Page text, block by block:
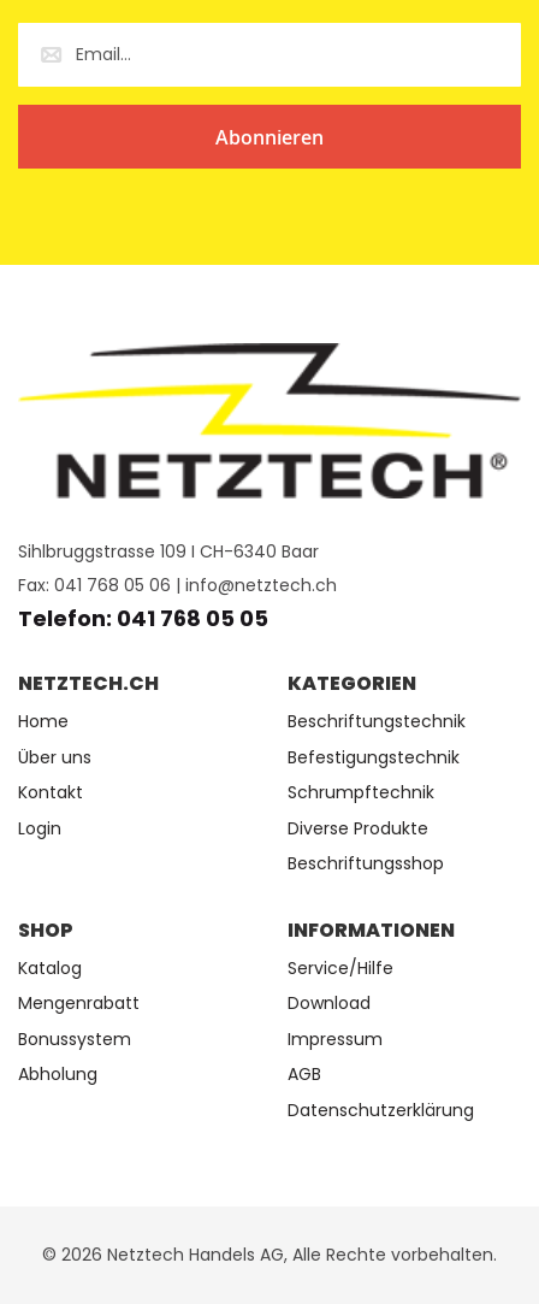
Abonnieren
Sihlbruggstrasse 109 I CH-6340 Baar
Fax: 041 768 05 06 | info@netztech.ch
Telefon: 041 768 05 05
NETZTECH.CH
Home
Über uns
Kontakt
Login
KATEGORIEN
Beschriftungstechnik
Befestigungstechnik
Schrumpftechnik
Diverse Produkte
Beschriftungsshop
SHOP
Katalog
Mengenrabatt
Bonussystem
Abholung
INFORMATIONEN
Service/Hilfe
Download
Impressum
AGB
Datenschutzerklärung
© 2026 Netztech Handels AG, Alle Rechte vorbehalten.